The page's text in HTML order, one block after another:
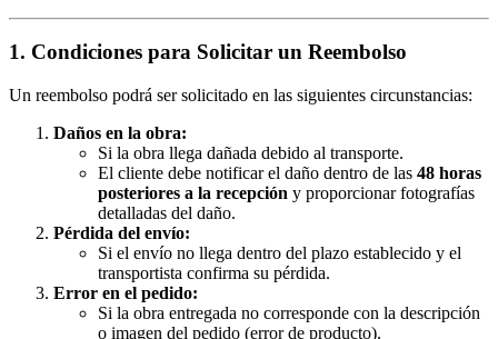
1. Condiciones para Solicitar un Reembolso
Un reembolso podrá ser solicitado en las siguientes circunstancias:
Daños en la obra:
Si la obra llega dañada debido al transporte.
El cliente debe notificar el daño dentro de las 48 horas
posteriores a la recepción y proporcionar fotografías
detalladas del daño.
Pérdida del envío:
Si el envío no llega dentro del plazo establecido y el
transportista confirma su pérdida.
Error en el pedido:
Si la obra entregada no corresponde con la descripción
o imagen del pedido (error de producto).